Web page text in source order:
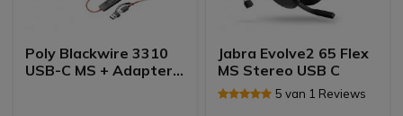
Poly Blackwire 3310
USB-C MS + Adapter
Jabra Evolve2 65 Flex
MS Stereo USB C
5 van 1 Reviews